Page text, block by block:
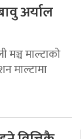
अर्याल
मञ्च माल्टाको
माल्टामा